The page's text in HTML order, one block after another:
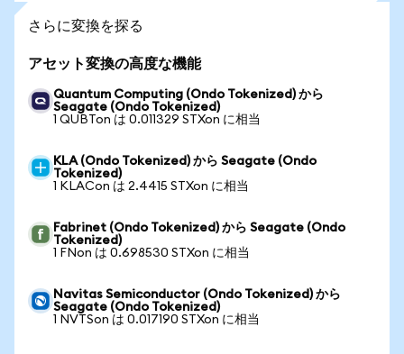
さらに変換を探る
アセット変換の高度な機能
Quantum Computing (Ondo Tokenized) から
Seagate (Ondo Tokenized)
1 QUBTon は 0.011329 STXon に相当
KLA (Ondo Tokenized) から Seagate (Ondo
Tokenized)
1 KLACon は 2.4415 STXon に相当
Fabrinet (Ondo Tokenized) から Seagate (Ondo
Tokenized)
1 FNon は 0.698530 STXon に相当
Navitas Semiconductor (Ondo Tokenized) から
Seagate (Ondo Tokenized)
1 NVTSon は 0.017190 STXon に相当